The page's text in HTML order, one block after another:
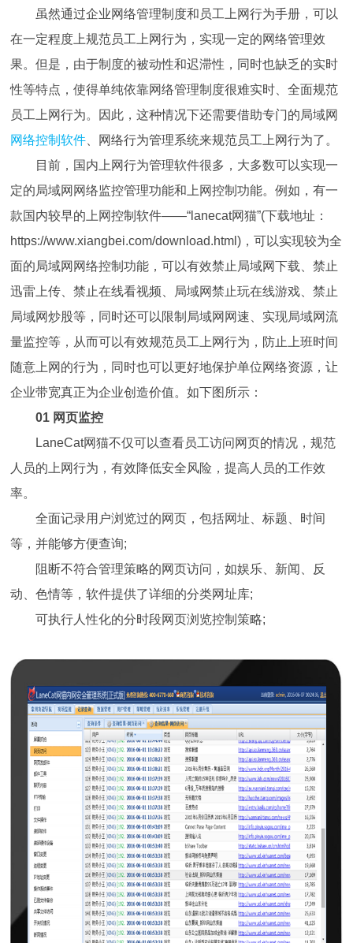
虽然通过企业网络管理制度和员工上网行为手册，可以
在一定程度上规范员工上网行为，实现一定的网络管理效
果。但是，由于制度的被动性和迟滞性，同时也缺乏的实时
性等特点，使得单纯依靠网络管理制度很难实时、全面规范
员工上网行为。因此，这种情况下还需要借助专门的局域网
网络控制软件 、网络行为管理系统来规范员工上网行为了。
目前，国内上网行为管理软件很多，大多数可以实现一
定的局域网网络监控管理功能和上网控制功能。例如，有一
款国内较早的上网控制软件——“lanecat网猫”(下载地址：
https://www.xiangbei.com/download.html)，可以实现较为全
面的局域网网络控制功能，可以有效禁止局域网下载、禁止
迅雷上传、禁止在线看视频、局域网禁止玩在线游戏、禁止
局域网炒股等，同时还可以限制局域网网速、实现局域网流
量监控等，从而可以有效规范员工上网行为，防止上班时间
随意上网的行为，同时也可以更好地保护单位网络资源，让
企业带宽真正为企业创造价值。如下图所示：
01 网页监控
LaneCat网猫不仅可以查看员工访问网页的情况，规范
人员的上网行为，有效降低安全风险，提高人员的工作效
率。
全面记录用户浏览过的网页，包括网址、标题、时间
等，并能够方便查询;
阻断不符合管理策略的网页访问，如娱乐、新闻、反
动、色情等，软件提供了详细的分类网址库;
可执行人性化的分时段网页浏览控制策略;